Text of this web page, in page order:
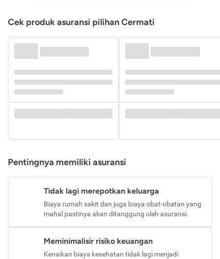
Cek produk asuransi pilihan Cermati
Pentingnya memiliki asuransi
Tidak lagi merepotkan keluarga
Biaya rumah sakit dan juga biaya obat-obatan yang
mahal pastinya akan ditanggung oleh asuransi.
Meminimalisir risiko keuangan
Kenaikan biaya kesehatan tidak lagi menjadi